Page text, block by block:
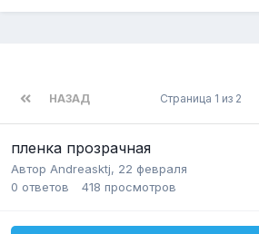
НАЗАД Страница 1 из 2
пленка прозрачная
Автор Andreasktj, 22 февраля
0 ответов 418 просмотров